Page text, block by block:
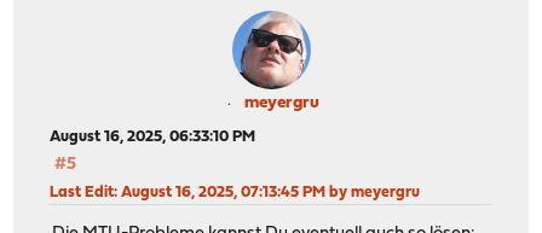
meyergru
August 16, 2025, 06:33:10 PM
#5
Last Edit: August 16, 2025, 07:13:45 PM by meyergru